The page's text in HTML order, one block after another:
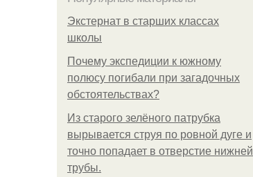
Экстернат в старших классах
школы
Почему экспедиции к южному
полюсу погибали при загадочных
обстоятельствах?
Из старого зелёного патрубка
вырывается струя по ровной дуге и
точно попадает в отверстие нижней
трубы.